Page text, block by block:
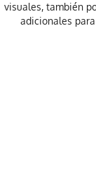
visuales, también
adicionales